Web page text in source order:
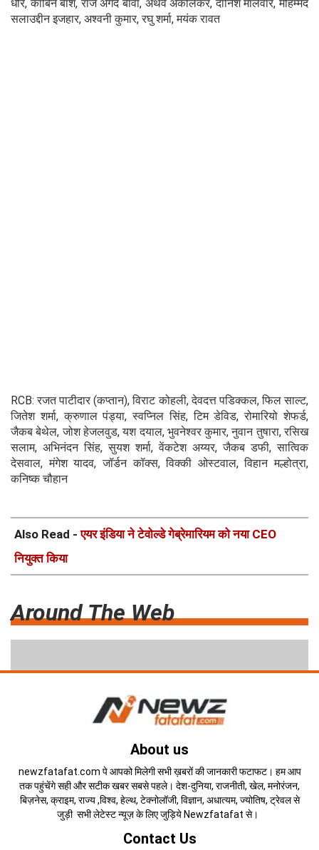
धीर, कॉर्बिन बॉश, राज अंगद बावा, अथर्व अंकोलेकर, दानिश मालेवार, मोहम्मद
सलाउद्दीन इजहार, अश्वनी कुमार, रघु शर्मा, मयंक रावत
RCB: रजत पाटीदार (कप्तान), विराट कोहली, देवदत्त पडिक्कल, फिल साल्ट,
जितेश शर्मा, क्रुणाल पंड्या, स्वप्निल सिंह, टिम डेविड, रोमारियो शेफर्ड,
जैकब बेथेल, जोश हेजलवुड, यश दयाल, भुवनेश्वर कुमार, नुवान तुषारा, रसिख
सलाम, अभिनंदन सिंह, सुयश शर्मा, वेंकटेश अय्यर, जैकब डफी, सात्विक
देसवाल, मंगेश यादव, जॉर्डन कॉक्स, विक्की ओस्टवाल, विहान मल्होत्रा,
कनिष्क चौहान
Also Read -एयर इंडिया ने टेवोल्डे गेब्रेमारियम को नया CEO
नियुक्त किया
Around The Web
About us
newzfatafat.com पे आपको मिलेगी सभी ख़बरों की जानकारी फटाफट। हम आप
तक पहुंचेंगे सही और सटीक खबर सबसे पहले। देश-दुनिया, राजनीती, खेल, मनोरंजन,
बिज़नेस, क्राइम, राज्य ,विश्व, हेल्थ, टेक्नोलॉजी, विज्ञान, अधात्यम, ज्योतिष, ट्रेवल से
जुड़ी सभी लेटेस्ट न्यूज़ के लिए जुड़िये Newzfatafat से।
Contact Us